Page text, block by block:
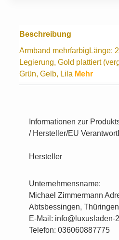
Beschreibung
Armband mehrfarbigLänge:
Legierung, Gold plattiert
Grün, Gelb, Lila Mehr
Informationen zur
/ Hersteller/EU
Hersteller
Unternehmensname:
Michael Zimmermann
Abtsbessingen,
E-Mail: info@luxusladen-
Telefon: 036060887775